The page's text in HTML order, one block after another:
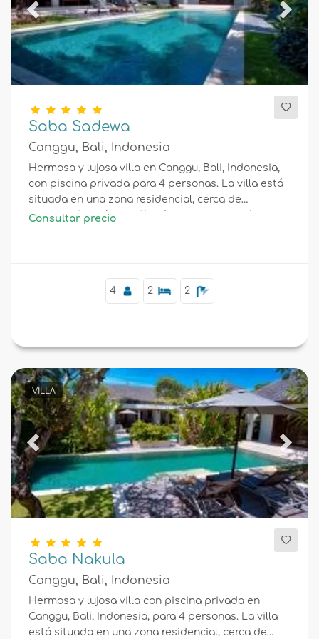
Previous Next
Saba Sadewa
Canggu, Bali, Indonesia
Hermosa y lujosa villa en Canggu, Bali, Indonesia,
con piscina privada para 4 personas. La villa está
situada en una zona residencial, cerca de
restaurantes y bares, tiendas, supermercados y
Consultar precio
4 2 2
VILLA
Previous Next
Saba Nakula
Canggu, Bali, Indonesia
Hermosa y lujosa villa con piscina privada en
Canggu, Bali, Indonesia, para 4 personas. La villa
está situada en una zona residencial, cerca de